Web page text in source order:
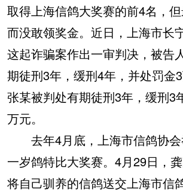
取得上海信鸽大奖赛的前4名，
而没敢领奖金。近日，上海市长
这起诈骗案作出一审判决，被告
期徒刑3年，缓刑4年，并处罚金
张某被判处有期徒刑3年，缓刑3
万元。
去年4月底，上海市信鸽协会
一岁鸽特比大奖赛。4月29日，
将自己驯养的信鸽送交上海市信